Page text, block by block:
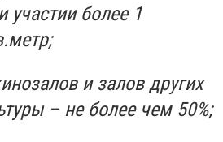
участии более 1
и залов других
– не более чем 50%;